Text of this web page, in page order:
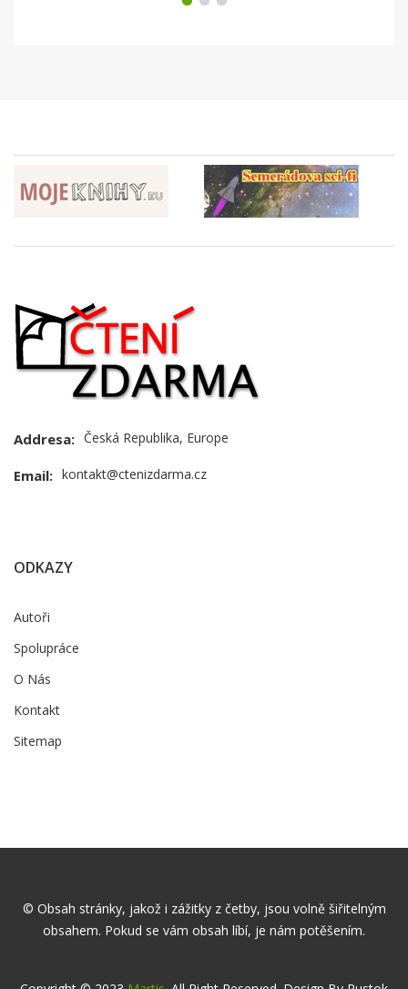
Slider
Addresa: Česká Republika, Europe
Email: kontakt@ctenizdarma.cz
ODKAZY
Autoři
Spolupráce
O Nás
Kontakt
Sitemap
© Obsah stránky, jakož i zážitky z četby, jsou volně šiřitelným
obsahem. Pokud se vám obsah líbí, je nám potěšením.